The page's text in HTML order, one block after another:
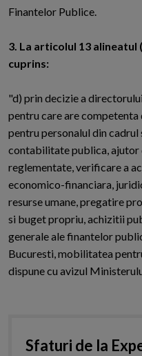
Finantelor Publice.
3. La articolul 13
cuprins:
"d) prin decizie a
pentru care are
pentru personalul din
contabilitate publica, ajutor
reglementate, verificare a
economico-financiara,
resurse umane, pregatire
si buget propriu, achizitii
generale ale finantelor
Bucuresti, mobilitatea
dispune cu avizul
Sfaturi de la